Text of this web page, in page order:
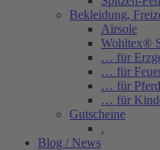
Bekleidung,
Airsole
Wohltex®
… für
… für
… für
… für
Gutscheine
.
Blog / News